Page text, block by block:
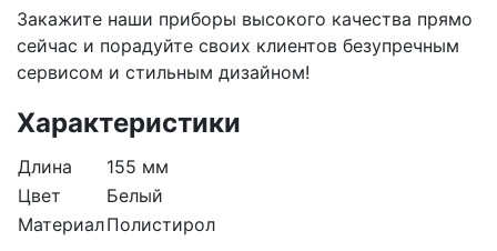
Закажите наши приборы высокого качества прямо
сейчас и порадуйте своих клиентов безупречным
сервисом и стильным дизайном!
Характеристики
Длина
155 мм
Цвет
Белый
МатериалПолистирол